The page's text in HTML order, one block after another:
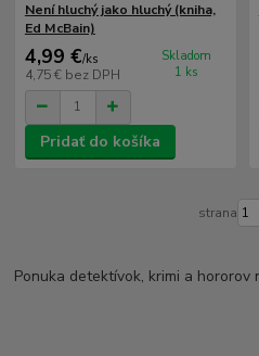
Není hluchý jako hluchý (kniha,
Ed McBain)
4,99 €/ks
4,75 € bez DPH
Skladom
1 ks
Pridať do košíka
strana
Ponuka detektívok, krimi a hororov